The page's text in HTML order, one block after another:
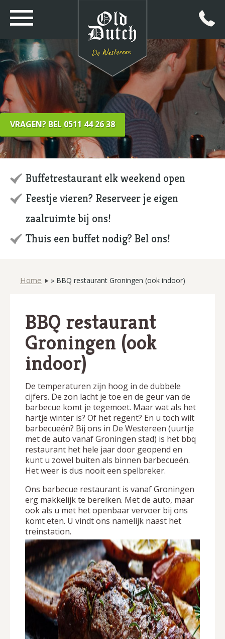
VRAGEN? BEL 0511 44 26 38
Buffetrestaurant elk weekend open
Feestje vieren? Reserveer je eigen
zaalruimte bij ons!
Thuis een buffet nodig? Bel ons!
Home » BBQ restaurant Groningen (ook indoor)
BBQ restaurant
Groningen (ook
indoor)
De temperaturen zijn hoog in de dubbele
cijfers. De zon lacht je toe en de geur van de
barbecue komt je tegemoet. Maar wat als het
hartje winter is? Of het regent? En u toch wilt
barbecueën? Bij ons in De Westereen (uurtje
met de auto vanaf Groningen stad) is het bbq
restaurant het hele jaar door geopend en
kunt u zowel buiten als binnen barbecueën.
Het weer is dus nooit een spelbreker.
Ons barbecue restaurant is vanaf Groningen
erg makkelijk te bereiken. Met de auto, maar
ook als u met het openbaar vervoer bij ons
komt eten. U vindt ons namelijk naast het
treinstation.